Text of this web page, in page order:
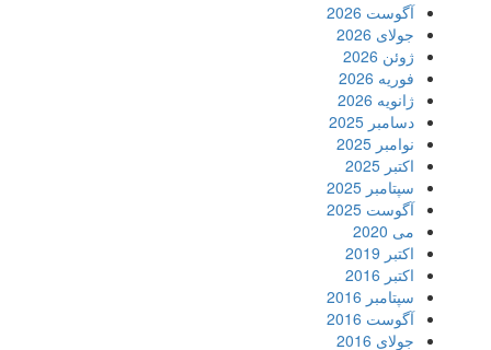
آگوست 2026
جولای 2026
ژوئن 2026
فوریه 2026
ژانویه 2026
دسامبر 2025
نوامبر 2025
اکتبر 2025
سپتامبر 2025
آگوست 2025
می 2020
اکتبر 2019
اکتبر 2016
سپتامبر 2016
آگوست 2016
جولای 2016